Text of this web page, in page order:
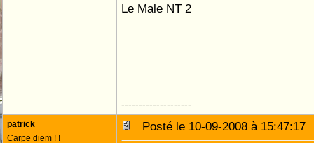
Le Male NT 2
--------------------
patrick
Carpe diem ! !
Posté le 10-09-2008 à